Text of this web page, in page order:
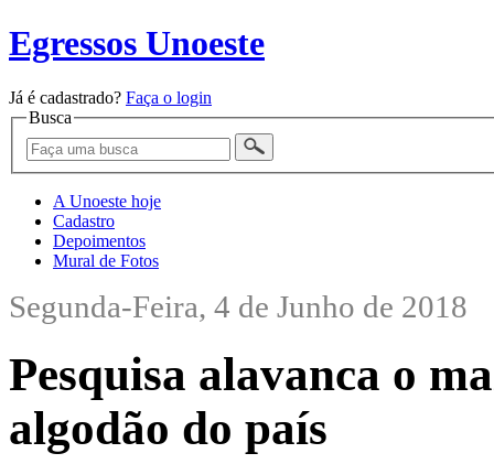
Egressos Unoeste
Já é cadastrado? Faça o login
Busca
A Unoeste hoje
Cadastro
Depoimentos
Mural de Fotos
Segunda-Feira, 4 de Junho de 2018
Pesquisa alavanca o
algodão do país